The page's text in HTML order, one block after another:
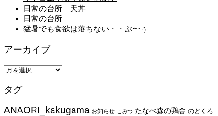
日常の台所 天丼
日常の台所
猛暑でも食欲は落ちない・・ぶ〜ぅ
アーカイブ
ア
カ
ブ
タグ
ANAORI_kakugama お知らせ こみつ たなべ森の鶏舎 のどくろ